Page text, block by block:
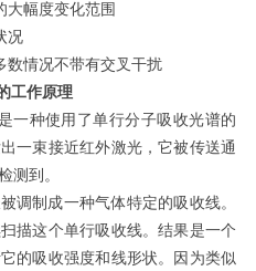
大幅度变化范围
况
数情况不带有交叉干扰
工作原理
一种使用了单行分子吸收光谱的
一束接近红外激光，它被传送通
测到。
调制成一种气体特定的吸收线。
描这个单行吸收线。结果是一个
的吸收强度和线形状。因为类似